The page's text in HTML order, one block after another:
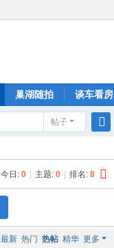
巢湖随拍 谈车看房
帖子
索
今日: 0 主题: 0 排名: 8
最新 热门 热帖 精华 更多